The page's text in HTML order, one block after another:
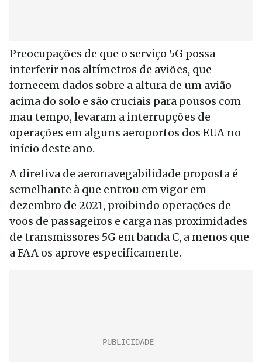
Preocupações de que o serviço 5G possa
interferir nos altímetros de aviões, que
fornecem dados sobre a altura de um avião
acima do solo e são cruciais para pousos com
mau tempo, levaram a interrupções de
operações em alguns aeroportos dos EUA no
início deste ano.
A diretiva de aeronavegabilidade proposta é
semelhante à que entrou em vigor em
dezembro de 2021, proibindo operações de
voos de passageiros e carga nas proximidades
de transmissores 5G em banda C, a menos que
a FAA os aprove especificamente.